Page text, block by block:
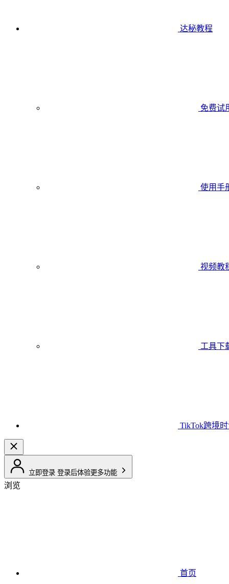
达秘教程
免费试
使用手
视频教
工具下
TikTok跨境
立即登录 登录后体验更多功能
浏览
首页